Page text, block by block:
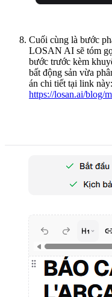
Cuối cùng là bước
LOSAN AI sẽ tóm
bước trước kèm
bất động sản vừa
án chi tiết tại link này:
https://losan.ai/blog/